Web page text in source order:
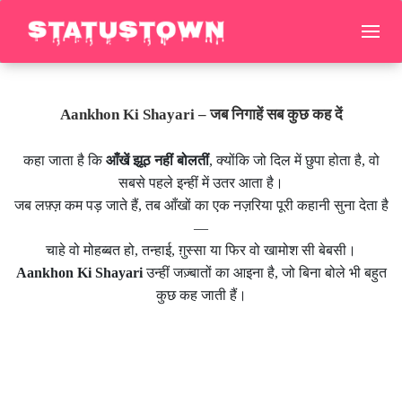
Aankhon Ki Shayari – जब निगाहें सब कुछ कह दें
कहा जाता है किआँखें झूठ नहीं बोलतीं, क्योंकि जो दिल में छुपा होता है, वो
सबसे पहले इन्हीं में उतर आता है।
जब लफ़्ज़ कम पड़ जाते हैं, तब आँखों का एक नज़रिया पूरी कहानी सुना देता है
—
चाहे वो मोहब्बत हो, तन्हाई, ग़ुस्सा या फिर वो खामोश सी बेबसी।
Aankhon Ki Shayariउन्हीं जज़्बातों का आइना है, जो बिना बोले भी बहुत
कुछ कह जाती हैं।